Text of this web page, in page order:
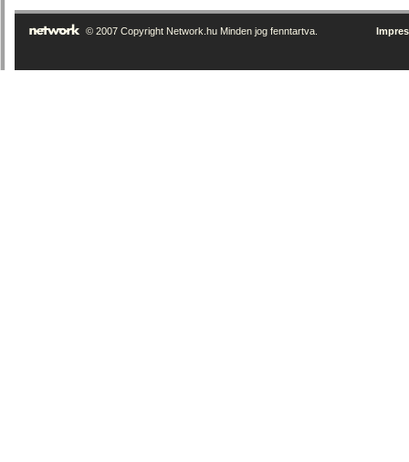
© 2007 Copyright Network.hu Minden jog fenntartva.